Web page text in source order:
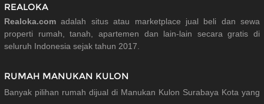
REALOKA
Realoka.com adalah situs atau marketplace jual beli dan sewa
properti rumah, tanah, apartemen dan lain-lain secara gratis di
seluruh Indonesia sejak tahun 2017.
RUMAH MANUKAN KULON
Banyak pilihan rumah dijual di Manukan Kulon Surabaya Kota yang